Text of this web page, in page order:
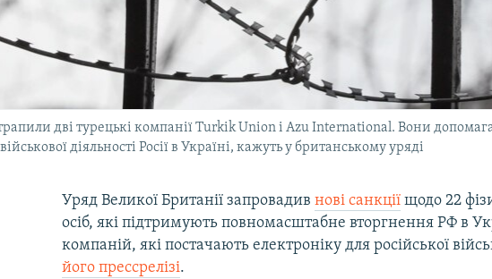
дві турецькі компанії Turkik Union і Azu International. Вони
діяльності Росії в Україні, кажуть у британському уряді
Уряд Великої Британії запровадивнові санкції щодо 22
осіб, які підтримують повномасштабне вторгнення РФ в
компаній, які постачають електроніку для російської
його прессрелізі.